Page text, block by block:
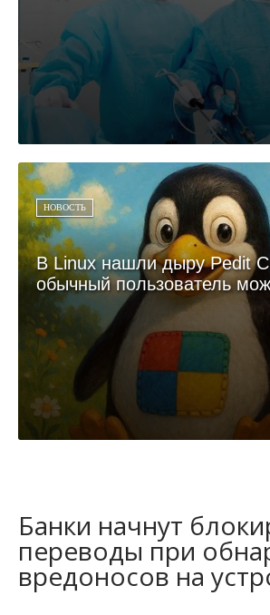
НОВОСТЬ
В Linux нашли дыру Pedit
обычный пользователь
Банки начнут
переводы при
вредоносов на